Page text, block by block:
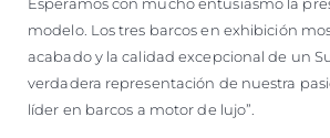
modelo. Los tres barcos en exhibición
acabado y la calidad excepcional de un
verdadera representación de nuestra
líder en barcos a motor de lujo”.